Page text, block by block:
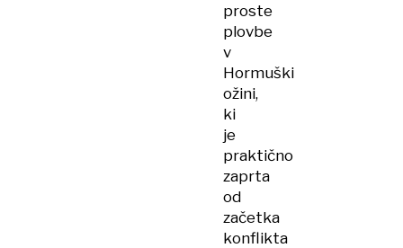
proste
plovbe
v
Hormuški
ožini,
ki
je
praktično
zaprta
od
začetka
konflikta